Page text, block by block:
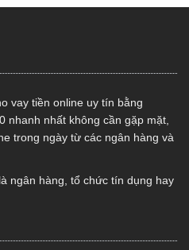
vay tiền online uy tín bằng
nhanh nhất không cần gặp mặt,
trong ngày từ các ngân hàng và
ngân hàng, tổ chức tín dụng hay